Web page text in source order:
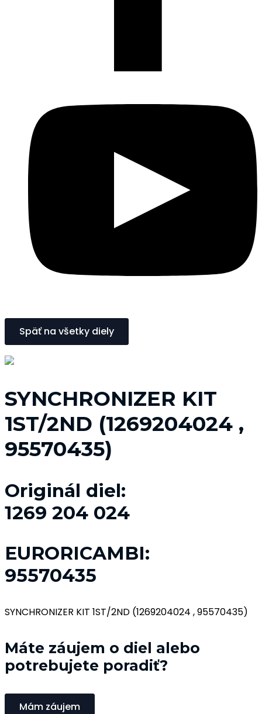
Späť na všetky diely
SYNCHRONIZER KIT
1ST/2ND (1269204024 ,
95570435)
Originál diel:
1269 204 024
EURORICAMBI:
95570435
SYNCHRONIZER KIT 1ST/2ND (1269204024 , 95570435)
Máte záujem o diel alebo
potrebujete poradiť?
Mám záujem